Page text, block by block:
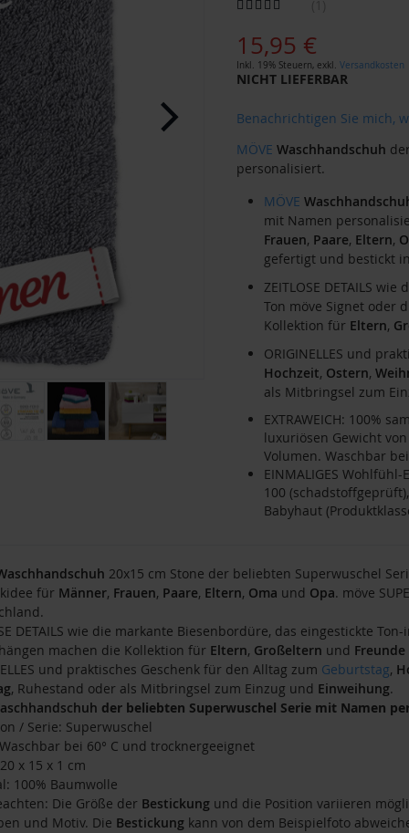
15,95 €
Inkl. 19% Steuern, exkl. Versandkosten
NICHT LIEFERBAR
Benachrichtigen Sie mich,
MÖVE Waschhandschuh
personalisiert.
MÖVE
mit Namen
Frauen, Paare, Eltern,
gefertigt und bestickt
ZEITLOSE DETAILS
Ton möve Signet oder
Kollektion für Eltern,
ORIGINELLES und
Hochzeit, Ostern,
als Mitbringsel zum
EXTRAWEICH: 100%
luxuriösen Gewicht
Volumen. Waschbar
EINMALIGES Wohlfühl-
100
Babyhaut
20x15 cm Stone der beliebten Superwuschel
für Männer, Frauen, Paare, Eltern, Oma und Opa. möve
DETAILS wie die markante Biesenbordüre, das eingestickte
machen die Kollektion für Eltern, Großeltern und Freunde
und praktisches Geschenk für den Alltag zum Geburtstag,
, Ruhestand oder als Mitbringsel zum Einzug und Einweihung.
der beliebten Superwuschel Serie mit Namen
/ Serie: Superwuschel
bei 60° C und trocknergeeignet
x 15 x 1 cm
100% Baumwolle
Die Größe der Bestickungund die Position variieren
und Motiv. Die Bestickungkann von dem Beispielfoto